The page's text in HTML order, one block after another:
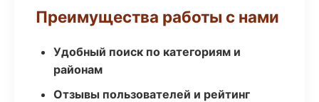
Преимущества работы с нами
Удобный поиск по категориям и
районам
Отзывы пользователей и рейтинг